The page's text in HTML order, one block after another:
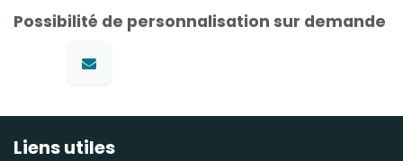
Possibilité de personnalisation sur demande
Liens utiles